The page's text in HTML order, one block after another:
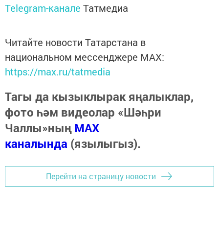
Telegram-канале Татмедиа
Читайте новости Татарстана в
национальном мессенджере MАХ:
https://max.ru/tatmedia
Тагы да кызыклырак яңалыклар,
фото һәм видеолар «Шәһри
Чаллы»ныңMAX
каналында (язылыгыз).
Перейти на страницу новости